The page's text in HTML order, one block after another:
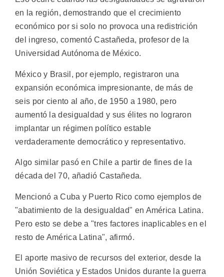
en la región, demostrando que el crecimiento
económico por si solo no provoca una redistrición
del ingreso, comentó Castañeda, profesor de la
Universidad Autónoma de México.
México y Brasil, por ejemplo, registraron una
expansión económica impresionante, de más de
seis por ciento al año, de 1950 a 1980, pero
aumentó la desigualdad y sus élites no lograron
implantar un régimen político estable
verdaderamente democrático y representativo.
Algo similar pasó en Chile a partir de fines de la
década del 70, añadió Castañeda.
Mencionó a Cuba y Puerto Rico como ejemplos de
"abatimiento de la desigualdad" en América Latina.
Pero esto se debe a "tres factores inaplicables en el
resto de América Latina", afirmó.
El aporte masivo de recursos del exterior, desde la
Unión Soviética y Estados Unidos durante la guerra